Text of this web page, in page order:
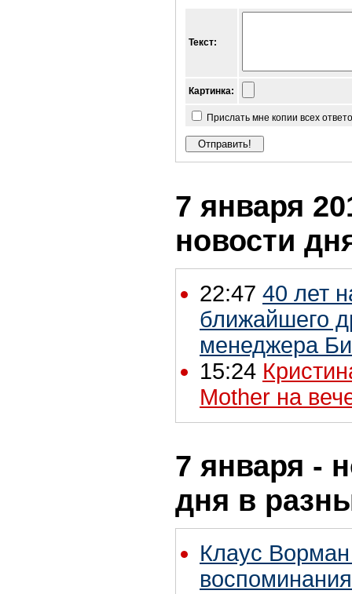
Текст:
Картинка:
Прислать мне копии всех
7 января
новости
22:47 40 лет
ближайшего
менеджера
15:24
Mother на
7 января -
дня в
Клаус